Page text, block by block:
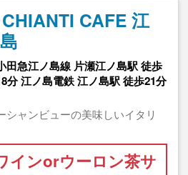
CAFE 江
田急江ノ島線 片瀬江ノ島駅 徒歩
分 江ノ島電鉄 江ノ島駅 徒歩21分
シャンビューの美味しいイタリ
インorウーロン茶サ